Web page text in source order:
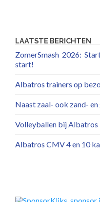
LAATSTE BERICHTEN
ZomerSmash 2026:
start!
Albatros trainers op
Naast zaal- ook zand-
Volleyballen bij Albatros
Albatros CMV 4 en 10